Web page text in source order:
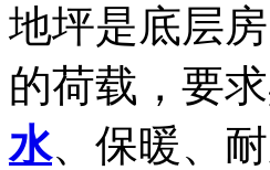
地坪是底层
的荷载，要
水、保暖、